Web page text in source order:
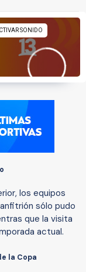
los equipos
sólo pudo
que la visita
actual.
la Copa